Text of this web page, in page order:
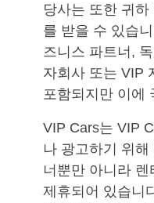
당사는 또한 귀
를 받을 수 있습
즈니스 파트너,
자회사 또는 VIP
포함되지만 이에
VIP Cars는 VIP
나 광고하기 위
너뿐만 아니라
제휴되어 있습니